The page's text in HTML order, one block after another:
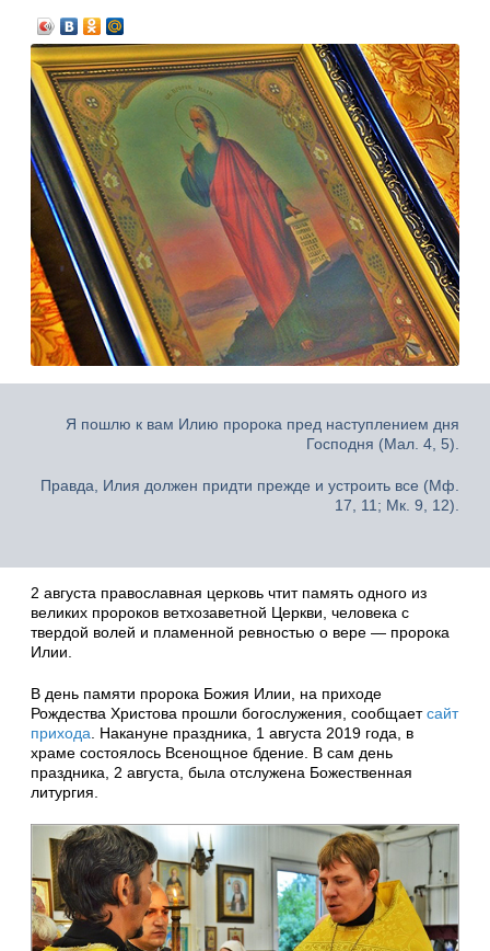
Я пошлю к вам Илию пророка пред наступлением дня
Господня (Мал. 4, 5).
Правда, Илия должен придти прежде и устроить все (Мф.
17, 11; Мк. 9, 12).
2 августа православная церковь чтит память одного из
великих пророков ветхозаветной Церкви, человека с
твердой волей и пламенной ревностью о вере — пророка
Илии.
В день памяти пророка Божия Илии, на приходе
Рождества Христова прошли богослужения, сообщаетсайт
прихода . Накануне праздника, 1 августа 2019 года, в
храме состоялось Всенощное бдение. В сам день
праздника, 2 августа, была отслужена Божественная
литургия.